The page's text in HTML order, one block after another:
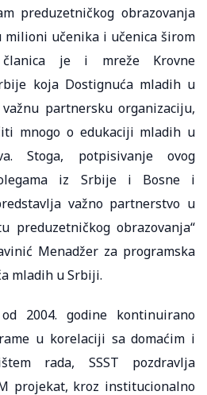
preduzetničkog obrazovanja
milioni učenika i učenica širom
je i mreže Krovne
koja Dostignuća mladih u
partnersku organizaciju,
mnogo o edukaciji mladih u
Stoga, potpisivanje ovog
iz Srbije i Bosne i
važno partnerstvo u
preduzetničkog obrazovanja“
Menadžer za programska
mladih u Srbiji.
2004. godine kontinuirano
u korelaciji sa domaćim i
rada, SSST pozdravlja
projekat, kroz institucionalno